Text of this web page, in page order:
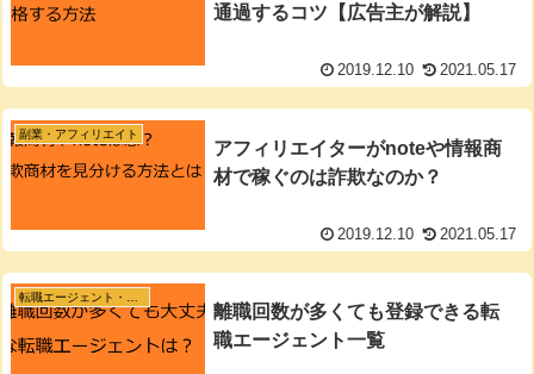
通過するコツ【広告主が解説】
2019.12.10 2021.05.17
副業・アフィリエイト
アフィリエイターがnoteや情報商
材で稼ぐのは詐欺なのか？
2019.12.10 2021.05.17
転職エージェント・転職サイト
離職回数が多くても登録できる転
職エージェント一覧